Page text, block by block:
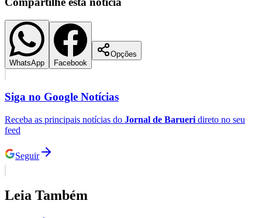
São Paulo
WhatsApp Facebook
Opções
Siga no Google Notícias
Receba as principais notícias do Jornal de Barueri direto no seu
feed
Seguir
Leia Também